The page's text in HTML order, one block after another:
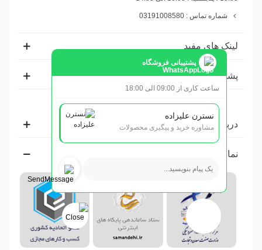
شماره تماس : 03191008580
لینک های مفید
پشتیبانی
درباره ما
نماد ها و مجوز ها
پشتیبانی فروشگاه
ساعت کاری از 09:00 الی 18:00
نسترن علیزاده
مشاوره خرید و پیگیری محصولات